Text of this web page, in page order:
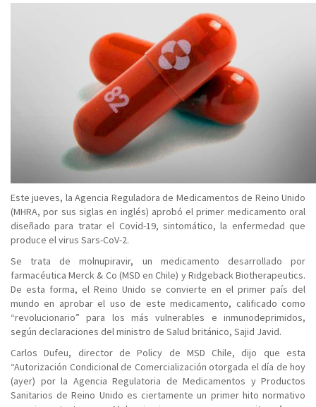
Este jueves, la Agencia Reguladora de Medicamentos de Reino Unido
(MHRA, por sus siglas en inglés) aprobó el primer medicamento oral
diseñado para tratar el Covid-19, sintomático, la enfermedad que
produce el virus Sars-CoV-2.
Se trata de molnupiravir, un medicamento desarrollado por
farmacéutica Merck & Co (MSD en Chile) y Ridgeback Biotherapeutics.
De esta forma, el Reino Unido se convierte en el primer país del
mundo en aprobar el uso de este medicamento, calificado como
“revolucionario” para los más vulnerables e inmunodeprimidos,
según declaraciones del ministro de Salud británico, Sajid Javid.
Carlos Dufeu, director de Policy de MSD Chile, dijo que esta
“Autorización Condicional de Comercialización otorgada el día de hoy
(ayer) por la Agencia Regulatoria de Medicamentos y Productos
Sanitarios de Reino Unido es ciertamente un primer hito normativo